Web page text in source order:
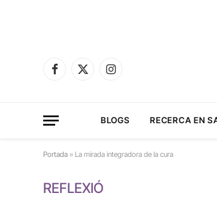
Facebook
X
Instagram
BLOGS RECERCA EN
Portada » La mirada integradora de la cura
REFLEXIÓ